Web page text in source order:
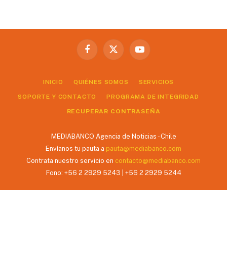
Facebook
X
YouTube
INICIO QUIÉNES SOMOS SERVICIOS
SOPORTE Y CONTACTO PROGRAMA DE INTEGRIDAD
RECUPERAR CONTRASEÑA
MEDIABANCO Agencia de Noticias - Chile
Envíanos tu pauta a pauta@mediabanco.com
Contrata nuestro servicio en contacto@mediabanco.com
Fono: +56 2 2929 5243 | +56 2 2929 5244